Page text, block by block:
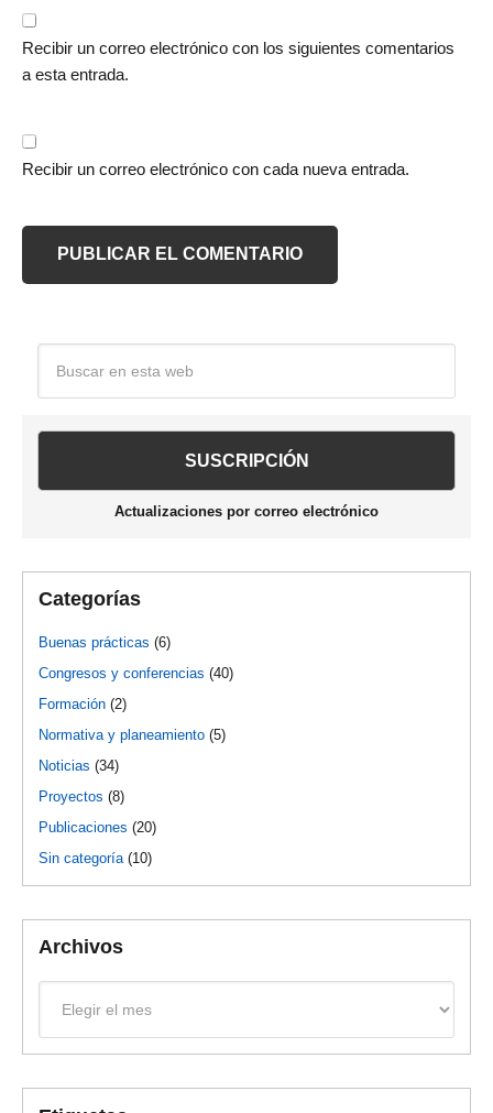
Recibir un correo electrónico con los siguientes comentarios
a esta entrada.
Recibir un correo electrónico con cada nueva entrada.
Barra
lateral
principal
Actualizaciones por correo electrónico
Categorías
Buenas prácticas (6)
Congresos y conferencias (40)
Formación (2)
Normativa y planeamiento (5)
Noticias (34)
Proyectos (8)
Publicaciones (20)
Sin categoría(10)
Archivos